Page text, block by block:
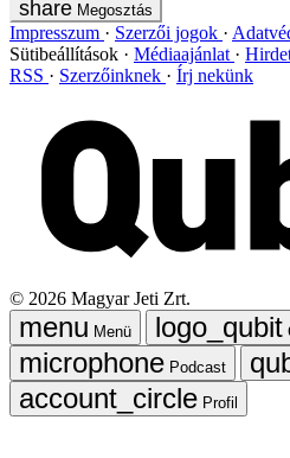
Megosztás
Impresszum Szerzői jogok
Sütibeállítások
Médiaajánlat
RSS
Szerzőinknek Írj nekünk
© 2026 Magyar Jeti Zrt.
Menü
Podcast
Profil